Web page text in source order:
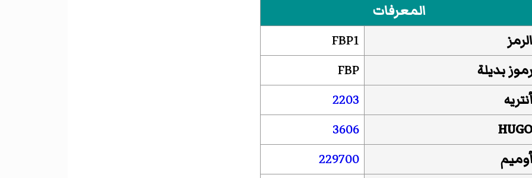
المعرفات
الرمز
FBP1
رموز بديلة
FBP
أنتريه
2203
HUGO
3606
أوميم
229700